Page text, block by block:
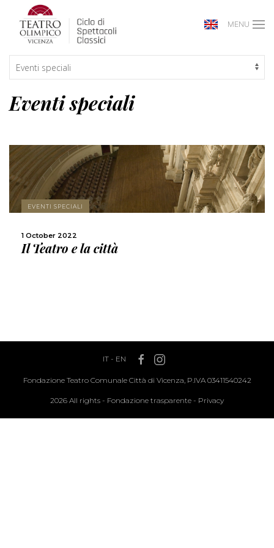
MENU
Eventi speciali
EVENTI SPECIALI
1 October 2022
Il Teatro e la città
IT- EN
Fondazione Teatro Comunale Città di Vicenza, P.IVA 03411540242
2026 All rights - Fondazione trasparente - Privacy